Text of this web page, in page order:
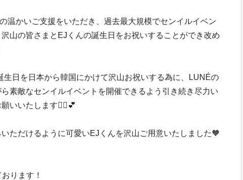
温かいご支援をいただき、過去最大規模でセンイルイベン
山の皆さまとEJくんの誕生日をお祝いすることができ改め
日を日本から韓国にかけて沢山お祝いする為に、LUNÉの
素敵なセンイルイベントを開催できるよう引き続き尽力い
いいたします🙇‍♀️💕
ただけるように可愛いEJくんを沢山ご用意いたしました🧡
ります！